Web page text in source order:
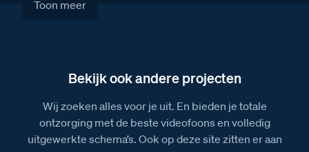
Installatiewijzer Serie 40V deurstation
Installatiewijzer M-10 videofoon
Installatiewijzer BT-Rel
Installatiewijzer E-63 voeding
Toon meer
Bekijk ook andere projecten
Wij zoeken alles voor je uit. En bieden je totale
ontzorging met de beste videofoons en volledig
uitgewerkte schema’s. Ook op deze site zitten er aan